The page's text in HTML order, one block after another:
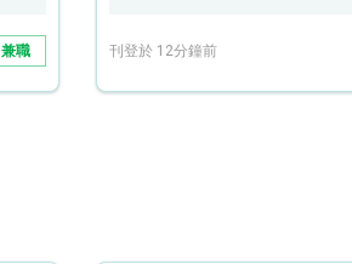
兼職 刊登於 12分鐘前